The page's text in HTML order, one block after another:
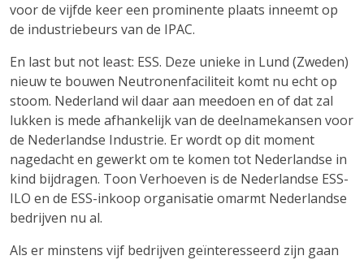
voor de vijfde keer een prominente plaats inneemt op
de industriebeurs van de IPAC.
En last but not least: ESS. Deze unieke in Lund (Zweden)
nieuw te bouwen Neutronenfaciliteit komt nu echt op
stoom. Nederland wil daar aan meedoen en of dat zal
lukken is mede afhankelijk van de deelnamekansen voor
de Nederlandse Industrie. Er wordt op dit moment
nagedacht en gewerkt om te komen tot Nederlandse in
kind bijdragen. Toon Verhoeven is de Nederlandse ESS-
ILO en de ESS-inkoop organisatie omarmt Nederlandse
bedrijven nu al.
Als er minstens vijf bedrijven geïnteresseerd zijn gaan